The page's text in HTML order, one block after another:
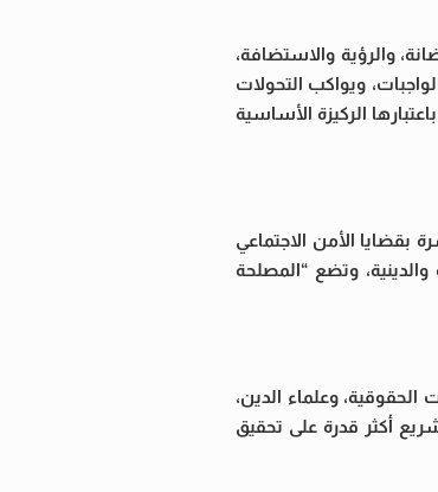
والرؤية والاستضافة،
ويواكب التحولات
الركيزة الأساسية
الأمن الاجتماعي
والدينية، وتضع “المصلحة
وعلماء الدين،
أكثر قدرة على تحقيق